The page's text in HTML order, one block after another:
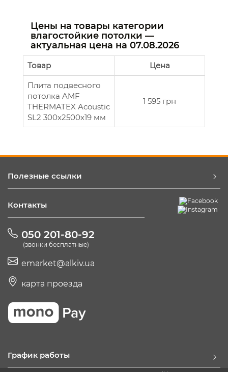
Цены на товары категории
влагостойкие потолки —
актуальная цена на 07.08.2026
Товар Цена
Плита подвесного
потолка AMF
THERMATEX Acoustic
SL2 300x2500х19 мм
1 595 грн
Полезные ссылки
Контакты
050 201-80-92
(звонки бесплатные)
emarket@alkiv.ua
карта проезда
График работы